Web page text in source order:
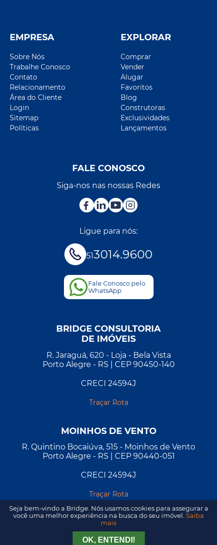
Tirar Dúvida Agendar Visita
EMPRESA
Sobre Nós
Trabalhe Conosco
Contato
Relacionamento
Área do Cliente
Login
Sitemap
Políticas
EXPLORAR
Comprar
Vender
Alugar
Favoritos
Blog
Construtoras
Exclusividades
Lançamentos
FALE CONOSCO
Siga-nos nas nossas Redes
Ligue para nós:
513014.9600
Fale Conosco pelo
WhatsApp
BRIDGE CONSULTORIA
DE IMÓVEIS
R. Jaraguá, 620 - Loja - Bela Vista
Porto Alegre - RS | CEP 90450-140
CRECI 24594J
Traçar Rota
MOINHOS DE VENTO
R. Quintino Bocaiúva, 515 - Moinhos de Vento
Porto Alegre - RS | CEP 90440-051
CRECI 24594J
Traçar Rota
Seja bem-vindo a Bridge. Nós usamos cookies para assegurar a
você uma melhor experiência na busca do seu imóvel. Saiba
mais
OK, ENTENDI!